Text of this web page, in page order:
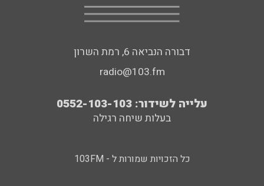
דבורה הנביאה 6, רמת השרון
radio@103.fm
עלייה לשידור: 0552-103-103
בעלות שיחה רגילה
כל הזכויות שמורות ל - 103FM